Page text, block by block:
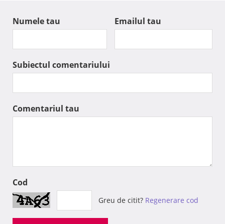
Numele tau Emailul tau
Subiectul comentariului
Comentariul tau
Cod
Greu de citit? Regenerare cod